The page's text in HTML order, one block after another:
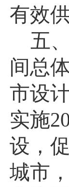
有效
五
间总
市设
实施
设，
城市